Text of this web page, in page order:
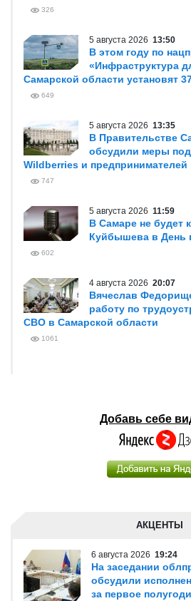
326
5 августа 2026 13:50
В этом году по
«Инфраструктура
Самарской области установят
649
5 августа 2026 13:35
В Правительстве
обсудили меры
Wildberries и предпринимателей
747
5 августа 2026 11:59
В Самаре не будет
Куйбышева в День
602
4 августа 2026 20:07
Вячеслав
работу по
СВО в Самарской области
1061
Добавь себе
АКЦЕНТЫ
6 августа 2026 19:24
На заседании
обсудили
за первое